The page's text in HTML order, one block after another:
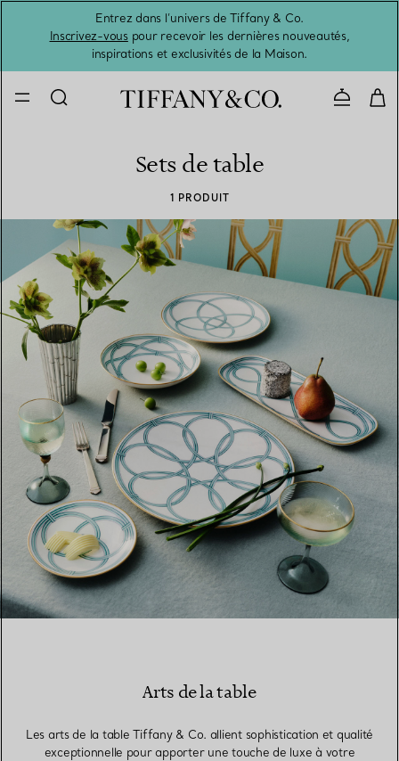
Entrez dans l’univers de Tiffany & Co.
Inscrivez-vouspour recevoir les dernières nouveautés,
inspirations et exclusivités de la Maison.
Sets de table
1 PRODUIT
Arts de la table
Les arts de la table Tiffany & Co. allient sophistication et qualité
exceptionnelle pour apporter une touche de luxe à votre